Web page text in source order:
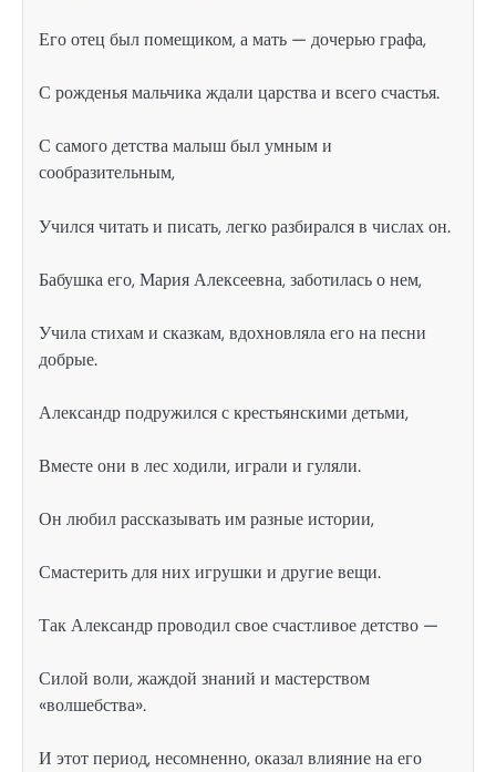
Его отец был помещиком, а мать — дочерью графа,
С рожденья мальчика ждали царства и всего счастья.
С самого детства малыш был умным и
сообразительным,
Учился читать и писать, легко разбирался в числах он.
Бабушка его, Мария Алексеевна, заботилась о нем,
Учила стихам и сказкам, вдохновляла его на песни
добрые.
Александр подружился с крестьянскими детьми,
Вместе они в лес ходили, играли и гуляли.
Он любил рассказывать им разные истории,
Смастерить для них игрушки и другие вещи.
Так Александр проводил свое счастливое детство —
Силой воли, жаждой знаний и мастерством
«волшебства».
И этот период, несомненно, оказал влияние на его